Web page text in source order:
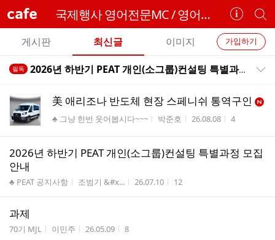
cafe 국제행사 영어전문MC / 영어아나운서 되기
카
페
정
보
보
기
개
별
카
페
검
카
페
메
뉴
가입하기
게시판 최신글 이미지
전
글
트
필독 2026년 하반기 PEAT 개인(소그룹)컨설팅 특별과정 모집 안내
美 애리조나 반도체 현장 스페니쉬 통역구인
게시판명
♣ 그냥 한번 웃어봅시다~~~ 작성자
박준호 작성시간
26.08.08 조회수
4
2026년 하반기 PEAT 개인(소그룹)컨설팅 특별과정 모집
안내
게시판명
♣ PEAT 공지사항 작성자
조범기 &#x... 작성시간
26.07.10 조회수
12
과제
게시판명
70기 MJL 작성자
이민주 작성시간
26.05.09 조회수
8